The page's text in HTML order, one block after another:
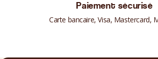
Paiement sécurisé
Carte bancaire, Visa, Mastercard,